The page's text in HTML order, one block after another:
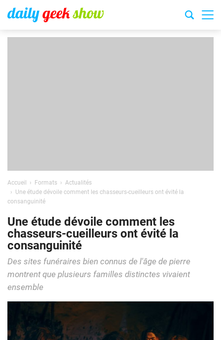
Accueil Formats
Actualités
Une étude dévoile comment les chasseurs-cueilleurs ont évité la
consanguinité
Une étude dévoile comment les
chasseurs-cueilleurs ont évité la
consanguinité
Des sites funéraires bien connus de l'âge de pierre
montrent que plusieurs familles distinctes vivaient
ensemble